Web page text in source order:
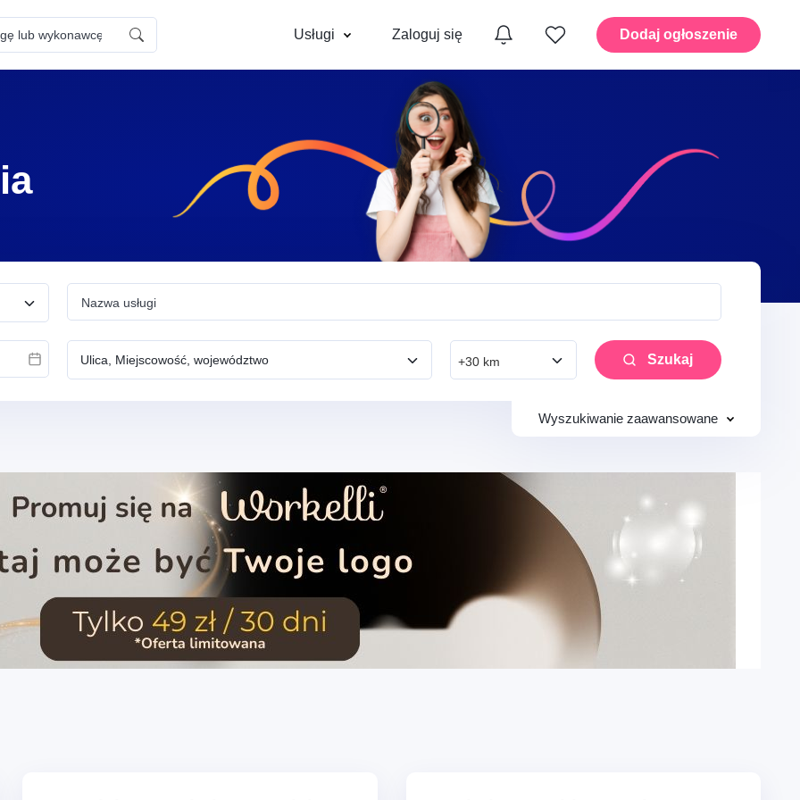
Usługi
Instalacje – Elektryka
Mobilność – Auto, moto i
Dom – Ogród i przestrzenie
zewnętrzne
zwierzętami
Dom – Sprzątanie i pomoc
Edukacja – Kursy
Mobilność – Transport i
administracyjne i wsparcie
media i treści
kreatywność i wydarzenia
Różne – Inne usługi Cyfrowe – IT i technologia
Edukacja – Korepetycje,
języki i lekcje prywatne
Zaloguj się Dodaj ogłoszenie
Nazwa usługi
+30 km Szukaj
Na fakturę Szukaj